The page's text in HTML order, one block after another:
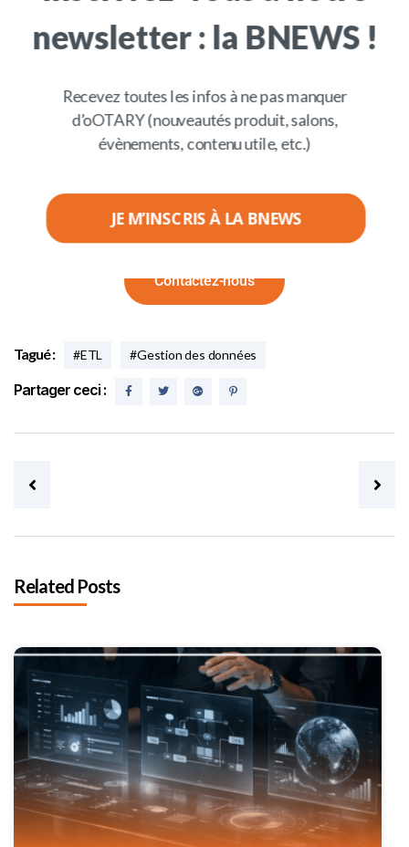
notre module ArmonyReportde l’édition de
Pour plus d’informations
Contactez-nous
Tagué : #ETL #Gestion des données
Partager ceci :
Post navigation
Related Posts
newsletter : la BNEWS !
Recevez toutes les infos à ne pas manquer
d’oOTARY (nouveautés produit, salons,
évènements, contenu utile, etc.)
JE M’INSCRIS À LA BNEWS
POWERED BY